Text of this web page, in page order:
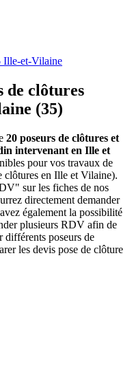
Ille-et-Vilaine
de clôtures
(35)
20 poseurs de clôtures et
intervenant en Ille et
pour vos travaux de
clôtures en Ille et Vilaine).
sur les fiches de nos
directement demander
également la possibilité
plusieurs RDV afin de
différents poseurs de
les devis pose de clôture